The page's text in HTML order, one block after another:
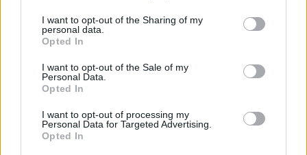
I want to opt-out of the Sharing of my
personal data.
Opted In
I want to opt-out of the Sale of my
Personal Data.
Opted In
I want to opt-out of processing my
Personal Data for Targeted Advertising.
Opted In
megpirítjuk benne az aprított
vékony csíkokra metélt sárgarépát,
fehérrépát és a 3 centi hosszúra
vágott zöldbabot. Pár percig tovább
pirítjuk, majd felöntjük 1,4 liter vízzel,